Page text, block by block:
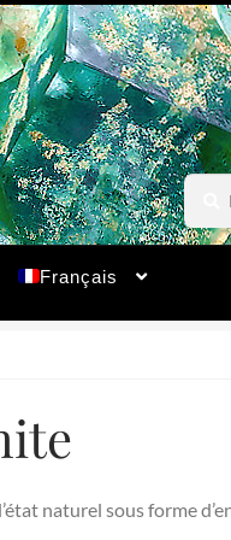
pour :
Français
naturel sous forme